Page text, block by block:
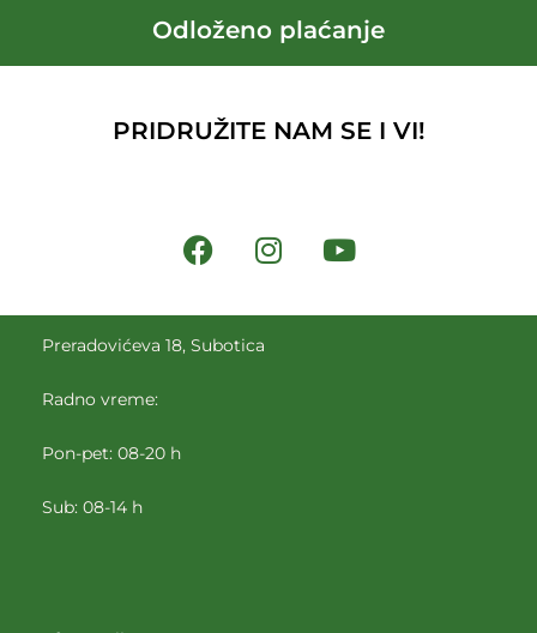
Odloženo plaćanje
PRIDRUŽITE NAM SE I VI!
Preradovićeva 18, Subotica
Radno vreme:
Pon-pet: 08-20 h
Sub: 08-14 h